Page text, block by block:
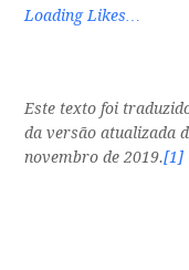
Loading Likes…
Este texto foi
da versão atualizada
novembro de 2019.[1]